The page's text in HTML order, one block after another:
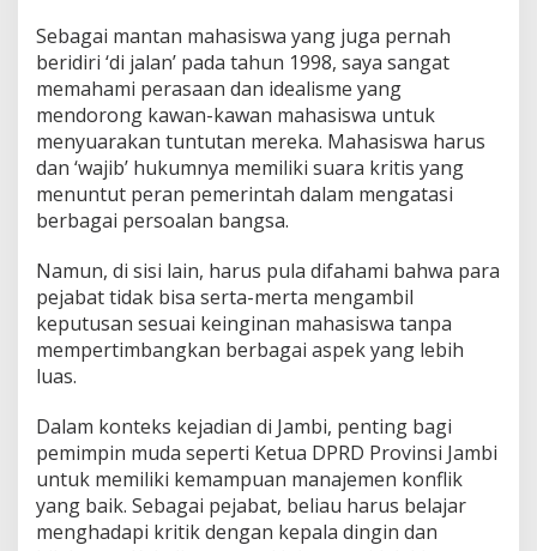
Sebagai mantan mahasiswa yang juga pernah
beridiri ‘di jalan’ pada tahun 1998, saya sangat
memahami perasaan dan idealisme yang
mendorong kawan-kawan mahasiswa untuk
menyuarakan tuntutan mereka. Mahasiswa harus
dan ‘wajib’ hukumnya memiliki suara kritis yang
menuntut peran pemerintah dalam mengatasi
berbagai persoalan bangsa.
Namun, di sisi lain, harus pula difahami bahwa para
pejabat tidak bisa serta-merta mengambil
keputusan sesuai keinginan mahasiswa tanpa
mempertimbangkan berbagai aspek yang lebih
luas.
Dalam konteks kejadian di Jambi, penting bagi
pemimpin muda seperti Ketua DPRD Provinsi Jambi
untuk memiliki kemampuan manajemen konflik
yang baik. Sebagai pejabat, beliau harus belajar
menghadapi kritik dengan kepala dingin dan